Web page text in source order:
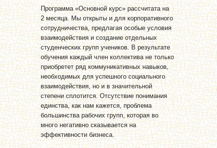
Программа «Основной курс» рассчитата на
2 месяца. Мы открыты и для корпоративного
сотрудничества, предлагая особые условия
взаимодействия и создание отдельных
студенческих групп учеников. В результате
обучения каждый член коллектива не только
приобретет ряд коммуникативных навыков,
необходимых для успешного социального
взаимодействия, но и в значительной
степени сплотится. Отсутствие понимания
единства, как нам кажется, проблема
большинства рабочих групп, которая во
много негативно сказывается на
эффективности бизнеса.